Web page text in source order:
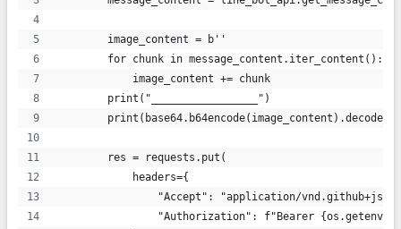
        image_content = b''
        for chunk in message_content.iter_content():
            image_content += chunk
        print("_________________")
        res = requests.put(
            headers={
"Accept": "application/
"Authorization": f"Bearer